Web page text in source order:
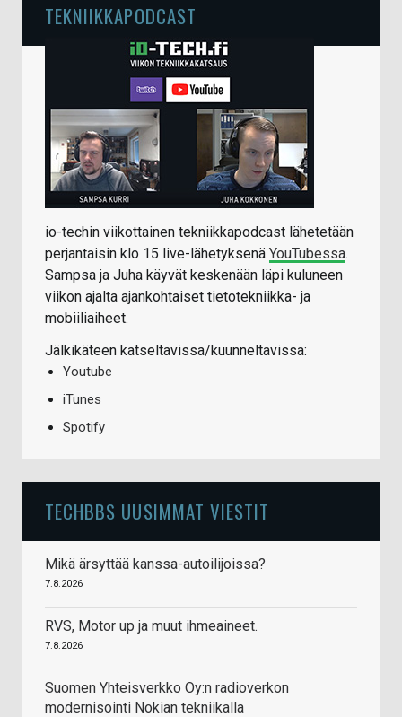
TEKNIIKKAPODCAST
io-techin viikottainen tekniikkapodcast lähetetään
perjantaisin klo 15 live-lähetyksenä YouTubessa.
Sampsa ja Juha käyvät keskenään läpi kuluneen
viikon ajalta ajankohtaiset tietotekniikka- ja
mobiiliaiheet.
Jälkikäteen katseltavissa/kuunneltavissa:
Youtube
iTunes
Spotify
TECHBBS UUSIMMAT VIESTIT
Mikä ärsyttää kanssa-autoilijoissa?
7.8.2026
RVS, Motor up ja muut ihmeaineet.
7.8.2026
Suomen Yhteisverkko Oy:n radioverkon
modernisointi Nokian tekniikalla